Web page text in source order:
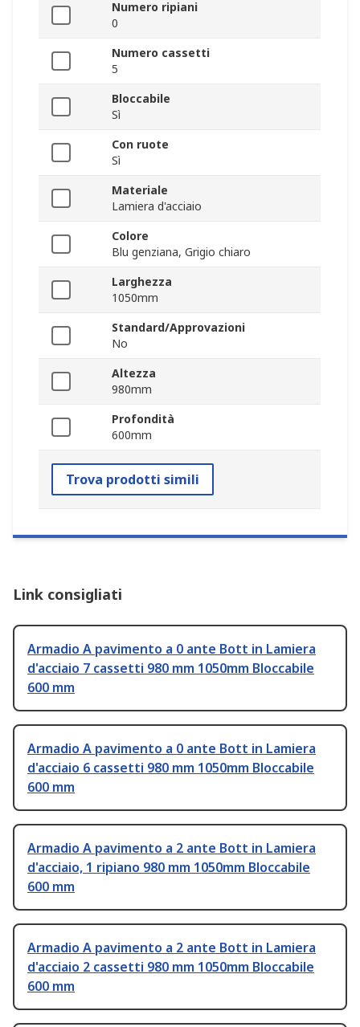
Numero ripiani
0
Numero cassetti
5
Bloccabile
Sì
Con ruote
Sì
Materiale
Lamiera d'acciaio
Colore
Blu genziana, Grigio chiaro
Larghezza
1050mm
Standard/Approvazioni
No
Altezza
980mm
Profondità
600mm
Trova prodotti simili
Link consigliati
Armadio A pavimento a 0 ante Bott in Lamiera
d'acciaio 7 cassetti 980 mm 1050mm Bloccabile
600 mm
Armadio A pavimento a 0 ante Bott in Lamiera
d'acciaio 6 cassetti 980 mm 1050mm Bloccabile
600 mm
Armadio A pavimento a 2 ante Bott in Lamiera
d'acciaio, 1 ripiano 980 mm 1050mm Bloccabile
600 mm
Armadio A pavimento a 2 ante Bott in Lamiera
d'acciaio 2 cassetti 980 mm 1050mm Bloccabile
600 mm